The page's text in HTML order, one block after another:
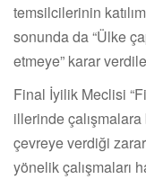
temsilcilerinin
sonunda da “Ülke
etmeye” karar
Final İyilik Meclisi
illerinde
çevreye verdiği
yönelik çalışmaları